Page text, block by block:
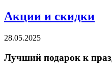
Акции и скидки
28.05.2025
Лучший подарок к